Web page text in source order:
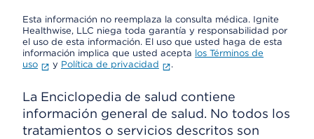
Esta información no reemplaza la consulta médica. Ignite
Healthwise, LLC niega toda garantía y responsabilidad por
el uso de esta información. El uso que usted haga de esta
información implica que usted acepta los Términos de
uso
y Política de privacidad .
La Enciclopedia de salud contiene
información general de salud. No todos los
tratamientos o servicios descritos son